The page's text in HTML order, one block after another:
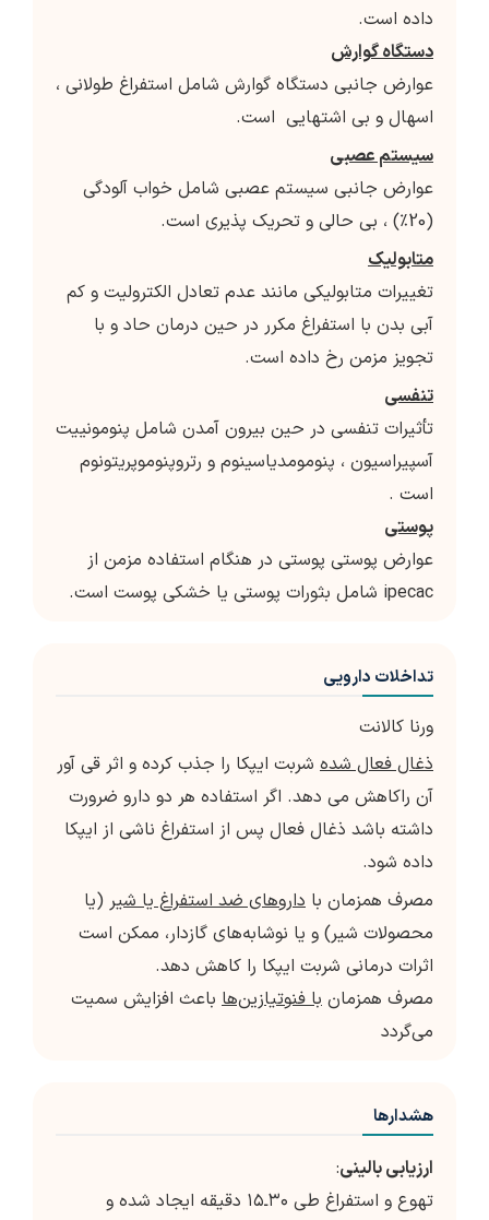
داده است.
دستگاه گوارش
عوارض جانبی دستگاه گوارش شامل استفراغ طولانی ،
اسهال و بی اشتهایی است.
سیستم عصبی
عوارض جانبی سیستم عصبی شامل خواب آلودگی
(20٪) ، بی حالی و تحریک پذیری است.
متابولیک
تغییرات متابولیکی مانند عدم تعادل الکترولیت و کم
آبی بدن با استفراغ مکرر در حین درمان حاد و با
تجویز مزمن رخ داده است.
تنفسی
تأثیرات تنفسی در حین بیرون آمدن شامل پنومونییت
آسپیراسیون ، پنومومدیاسینوم و رتروپنوموپریتونوم
است .
پوستی
عوارض پوستی پوستی در هنگام استفاده مزمن از
ipecac شامل بثورات پوستی یا خشکی پوست است.
تداخلات دارویی
ورنا کالانت
ذغال فعال شده شربت ايپكا را جذب كرده و اثر قي آور
آن راكاهش مي دهد. اگر استفاده هر دو دارو ضرورت
داشته باشد ذغال فعال پس از استفراغ ناشي از ايپكا
داده شود.
مصرف همزمان با داروهای ضد استفراغ یا شیر (یا
محصولات شیر) و یا نوشابه‌های گازدار، ممكن است
اثرات درمانی شربت ایپكا را كاهش دهد.
مصرف همزمان با فنوتیازین‌ها باعث افزایش سمیت
می‌گردد
هشدارها
ارزيابى باليني:
تهوع و استفراغ طى ۳۰ـ۱۵ دقيقه ايجاد شده و